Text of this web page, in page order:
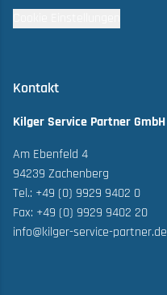
Kontakt
Kilger Service Partner GmbH
Am Ebenfeld 4
94239 Zachenberg
Tel.: +49 (0) 9929 9402 0
Fax: +49 (0) 9929 9402 20
info@kilger-service-partner.de